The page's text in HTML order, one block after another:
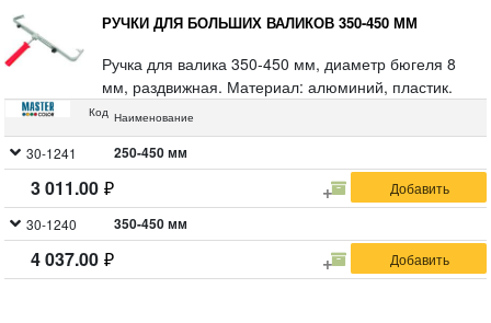
пластик.
РУЧКИ ДЛЯ БОЛЬШИХ ВАЛИКОВ 350-450 ММ
Ручка для валика 350-450 мм, диаметр бюгеля 8
мм, раздвижная. Материал: алюминий, пластик.
Код Наименование
30-1241 250-450 мм
3 011.00
30-1240 350-450 мм
4 037.00